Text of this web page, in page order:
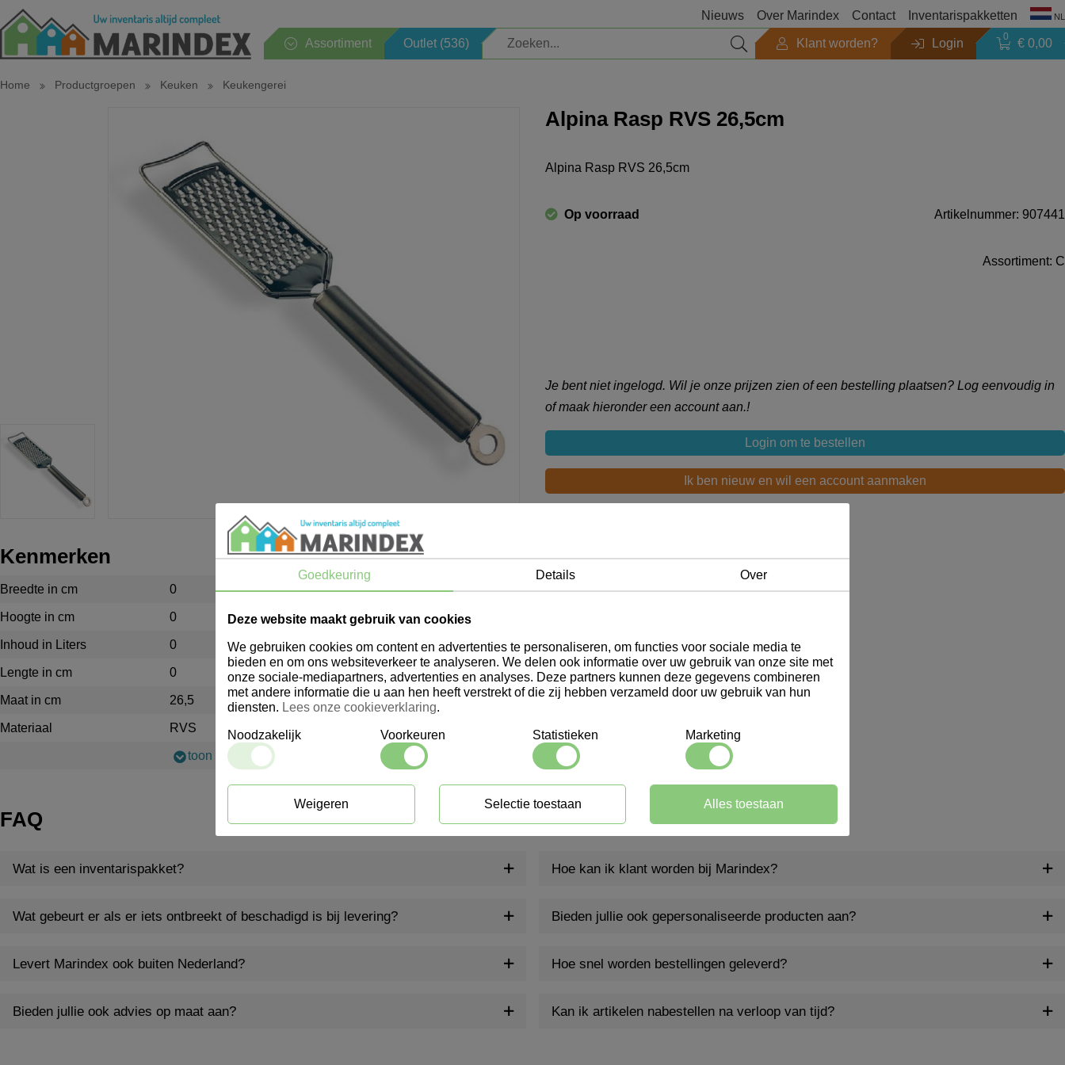
Nieuws Over Marindex Contact Inventarispakketten NL
Assortiment Outlet (536) Klant worden? Login 0 € 0,00
Home Productgroepen Keuken Keukengerei
Alpina Rasp RVS 26,5cm
Alpina Rasp RVS 26,5cm
Op voorraad Artikelnummer: 907441
Assortiment: C
Je bent niet ingelogd. Wil je onze prijzen zien of een bestelling plaatsen? Log eenvoudig in
of maak hieronder een account aan.!
Login om te bestellen
Ik ben nieuw en wil een account aanmaken
Kenmerken
Breedte in cm 0
Hoogte in cm 0
Inhoud in Liters 0
Lengte in cm 0
Maat in cm 26,5
Materiaal RVS
toon meer
Productbeschrijving
Alpina Rasp RVS 26,5cm
FAQ
Wat is een inventarispakket?
Wat gebeurt er als er iets ontbreekt of beschadigd is bij levering?
Levert Marindex ook buiten Nederland?
Bieden jullie ook advies op maat aan?
Hoe kan ik klant worden bij Marindex?
Bieden jullie ook gepersonaliseerde producten aan?
Hoe snel worden bestellingen geleverd?
Kan ik artikelen nabestellen na verloop van tijd?
Huishouden
Keuken
Tafel
Sanitair
Slaapkamer
Horeca
Zoeken op merk
Professioneel
Goedkeuring Details Over
Deze website maakt gebruik van cookies
We gebruiken cookies om content en advertenties te personaliseren, om functies voor sociale media te
bieden en om ons websiteverkeer te analyseren. We delen ook informatie over uw gebruik van onze site met
onze sociale-mediapartners, advertenties en analyses. Deze partners kunnen deze gegevens combineren
met andere informatie die u aan hen heeft verstrekt of die zij hebben verzameld door uw gebruik van hun
diensten. Lees onze cookieverklaring.
Noodzakelijk Voorkeuren Statistieken Marketing
Weigeren Selectie toestaan Alles toestaan